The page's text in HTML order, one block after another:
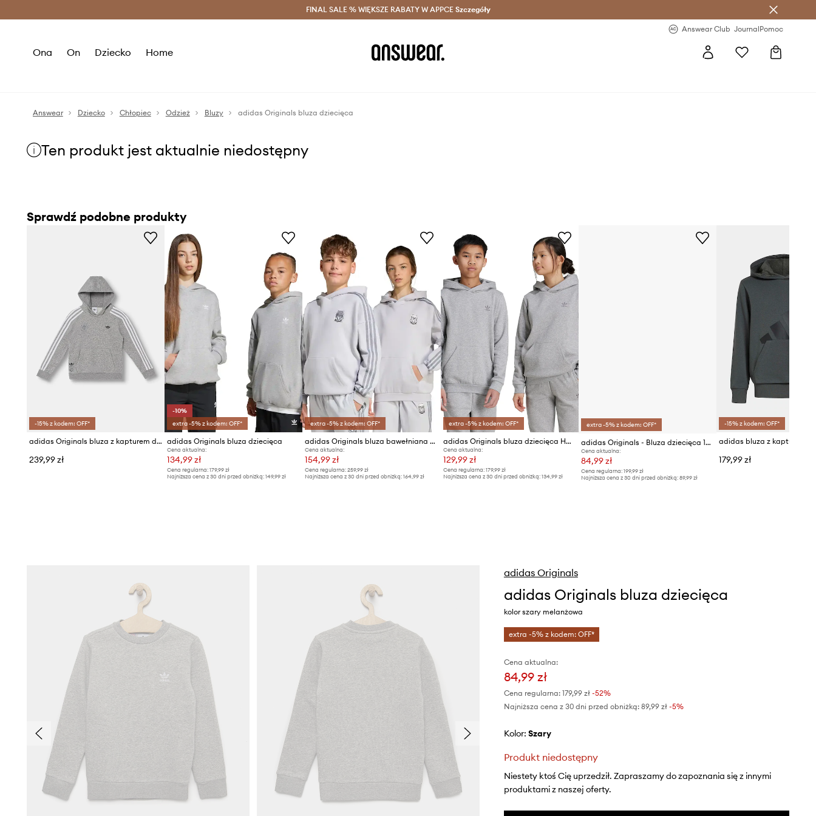
Oszczędzaj z Answear Club > Dostawa nawet w 24h >
FINAL SALE % WIĘKSZE RABATY W APPCE Szczegóły
Answear Club JournalPomoc
Ona On Dziecko Home
Answear Dziecko Chłopiec Odzież Bluzy adidas Originals bluza dziecięca
Ten produkt jest aktualnie niedostępny
Sprawdź podobne produkty
-15% z kodem: OFF*
adidas Originals bluza z kapturem dziecięca z bawełną
239,99 zł
-10%
extra -5% z kodem: OFF*
adidas Originals bluza dziecięca
Cena aktualna:
134,99 zł
Cena regularna:179,99 zł
Najniższa cena z 30 dni przed obniżką:149,99 zł
extra -5% z kodem: OFF*
adidas Originals bluza bawełniana dziecięca
Cena aktualna:
154,99 zł
Cena regularna: 259,99 zł
Najniższa cena z 30 dni przed obniżką: 164,99 zł
extra -5% z kodem: OFF*
adidas Originals bluza dziecięca HOODIE
Cena aktualna:
129,99 zł
Cena regularna: 179,99 zł
Najniższa cena z 30 dni przed obniżką: 134,99 zł
extra -5% z kodem: OFF*
adidas Originals - Bluza dziecięca 128-164 cm GD2709
Cena aktualna:
84,99 zł
Cena regularna:199,99 zł
Najniższa cena z 30 dni przed obniżką:89,99 zł
-15% z kodem: OFF*
179,99 zł
adidas Originals
adidas Originals bluza dziecięca
kolor szary melanżowa
extra -5% z kodem: OFF*
Cena aktualna:
84,99 zł
Cena regularna: 179,99 zł-52%
Najniższa cena z 30 dni przed obniżką: 89,99 zł -5%
Kolor: szary
Produkt niedostępny
Niestety ktoś Cię uprzedził. Zapraszamy do zapoznania się z innymi
produktami z naszej oferty.